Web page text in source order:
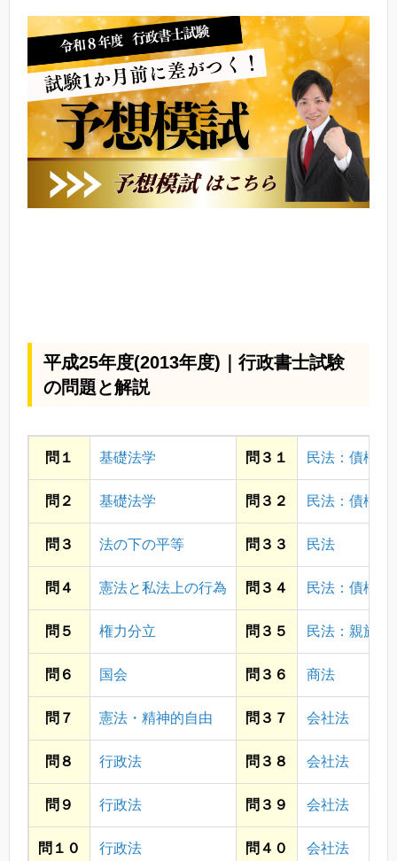
平成25年度(2013年度)｜行政書士試験
の問題と解説
問１ 基礎法学 問３１ 民法：債権
問２ 基礎法学 問３２ 民法：債権
問３ 法の下の平等 問３３ 民法
問４ 憲法と私法上の行為 問３４ 民法：債権
問５ 権力分立 問３５ 民法：親族
問６ 国会 問３６ 商法
問７ 憲法・精神的自由 問３７ 会社法
問８ 行政法 問３８ 会社法
問９ 行政法 問３９ 会社法
問１０ 行政法 問４０ 会社法